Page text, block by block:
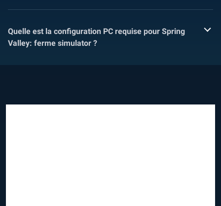
Quelle est la configuration PC requise pour Spring
Valley: ferme simulator ?